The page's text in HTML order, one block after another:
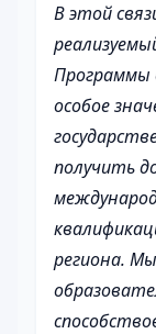
В этой
Программы
особое
получить
региона.